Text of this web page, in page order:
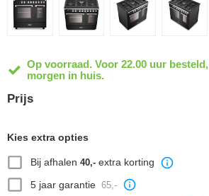
Op voorraad. Voor 22.00 uur besteld,
morgen in huis.
Prijs
Kies extra opties
Bij afhalen 40,-extra korting
5 jaar garantie 65,-